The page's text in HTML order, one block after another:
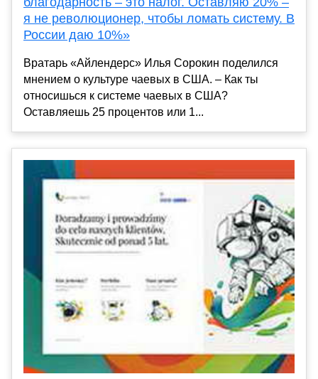
я не революционер, чтобы ломать систему. В
России даю 10%»
Вратарь «Айлендерс» Илья Сорокин поделился
мнением о культуре чаевых в США. – Как ты
относишься к системе чаевых в США?
Оставляешь 25 процентов или 1...